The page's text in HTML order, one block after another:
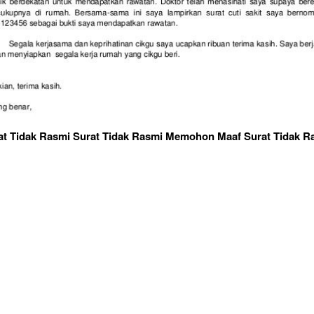
Tidak Rasmi Surat Tidak Rasmi Memohon Maaf Surat Tidak